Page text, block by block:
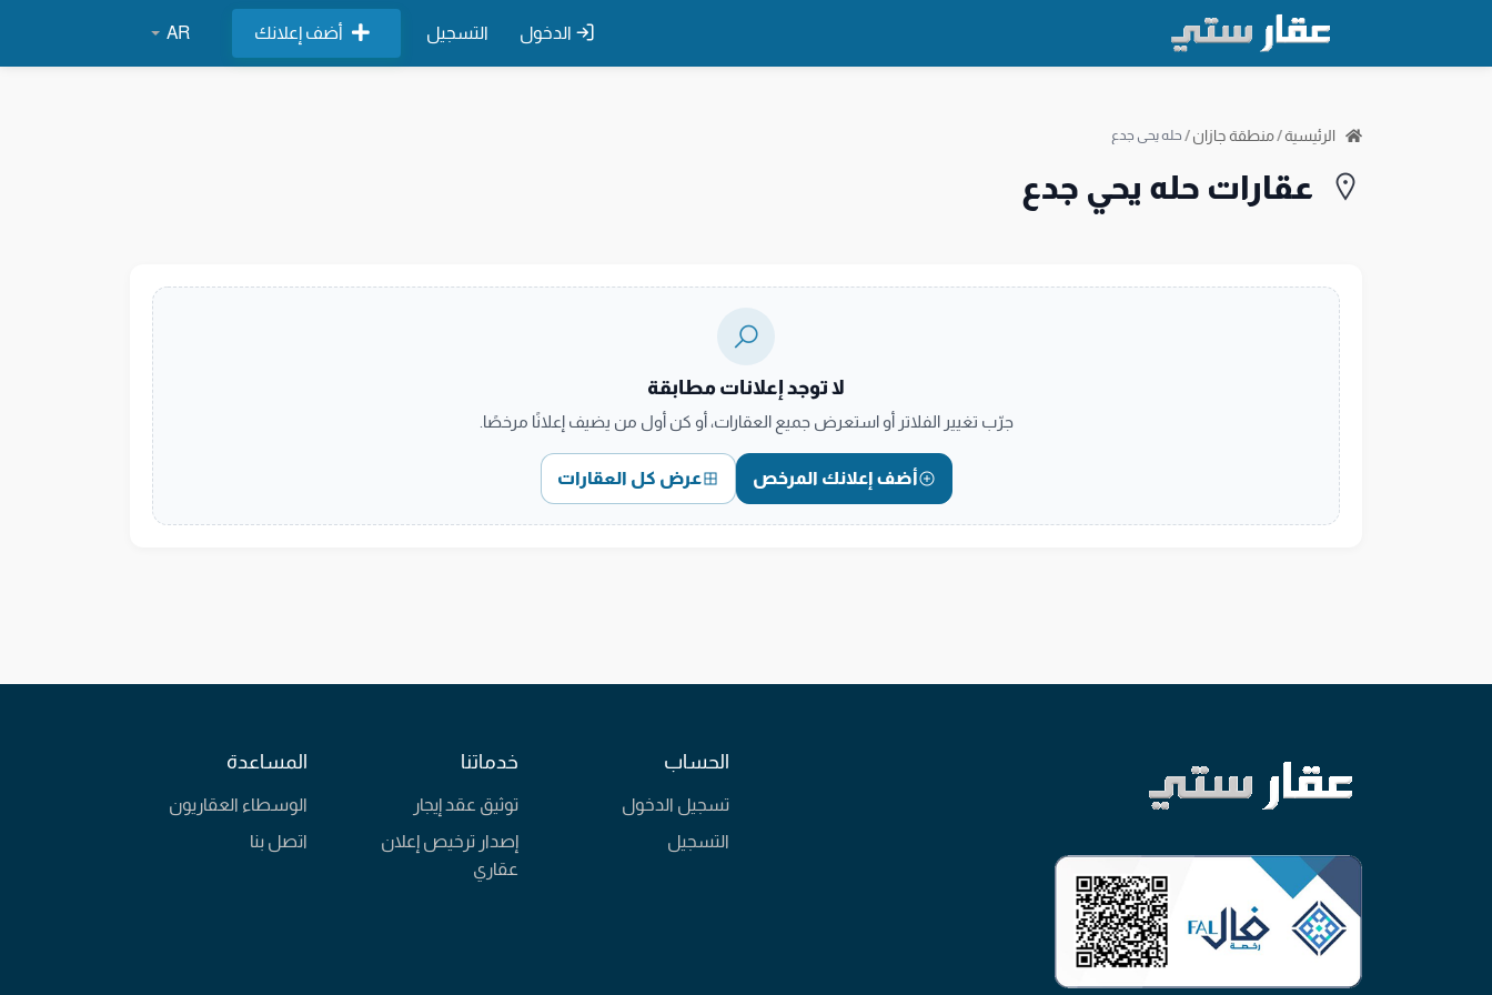
الدخول التسجيل أضف إعلانك AR
الرئيسية/منطقة جازان/ حله يحي جدع
عقارات حله يحي جدع
لا توجد إعلانات مطابقة
جرّب تغيير الفلاتر أو استعرض جميع العقارات، أو كن أول من يضيف إعلانًا مرخصًا.
أضف إعلانك المرخص عرض كل العقارات
الحساب
تسجيل الدخول
التسجيل
خدماتنا
توثيق عقد إيجار
إصدار ترخيص إعلان
عقاري
المساعدة
الوسطاء العقاريون
اتصل بنا